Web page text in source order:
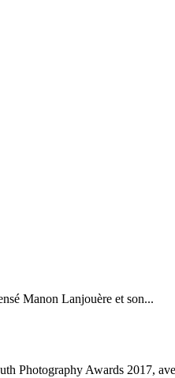
Manon Lanjouère et son...
Photography Awards 2017,